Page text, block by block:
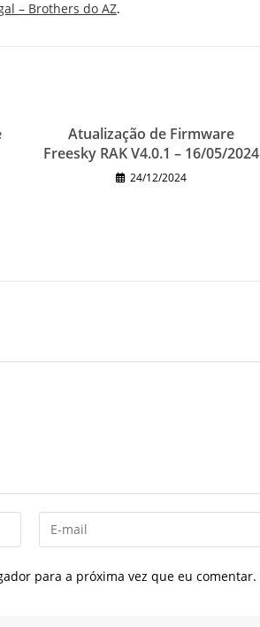
– Brothers do AZ.
Atualização de Firmware
Freesky RAK V4.0.1 – 16/05/2024
24/12/2024
Digite
seu
para a próxima vez que eu comentar.